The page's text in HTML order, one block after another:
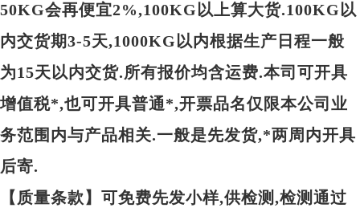
50KG会再便宜2%,100KG以上算大货.100KG以
内交货期3-5天,1000KG以内根据生产日程一般
为15天以内交货.所有报价均含运费.本司可开具
增值税*,也可开具普通*,开票品名仅限本公司业
务范围内与产品相关.一般是先发货,*两周内开具
后寄.
【质量条款】可免费先发小样,供检测,检测通过